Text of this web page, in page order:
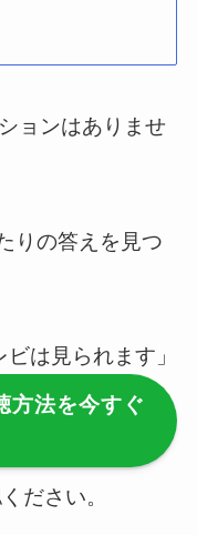
ョンはありませ
りの答えを見つ
は見られます」
法を今すぐ
ださい。